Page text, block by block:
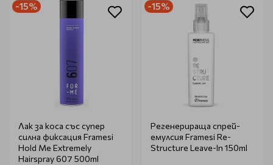
-15%
Лак за коса със супер
силна фиксация Framesi
Hold Me Extremely
Hairspray 607 500ml
-15%
Регенерираща спрей-
емулсия Framesi Re-
Structure Leave-In 150ml